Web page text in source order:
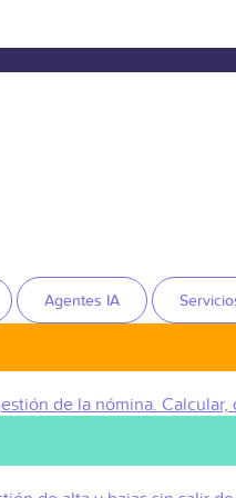
Agentes IA
de la nómina.